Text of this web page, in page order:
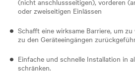
(nicht anschlussseitigen), vorderen
oder zweiseitigen Einlässen
Schafft eine wirksame Barriere, um
zu den Geräteeingängen
Einfache und schnelle Installation in
schränken.